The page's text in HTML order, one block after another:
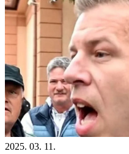
2025. 03. 11.